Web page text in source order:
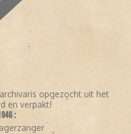
opgezocht uit het
en verpakt!
: